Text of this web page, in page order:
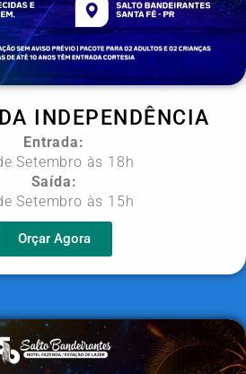
INDEPENDÊNCIA
Entrada:
Setembro às 18h
Saída:
Setembro às 15h
Orçar Agora